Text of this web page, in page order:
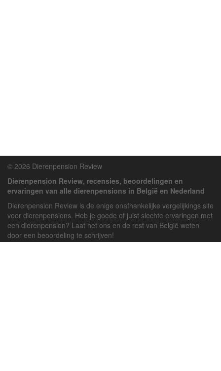
© 2026 Dierenpension Review
Dierenpension Review, recensies, beoordelingen en
ervaringen van alle dierenpensions in België en Nederland
Dierenpension Review is de enige onafhankelijke vergelijkings site
voor dierenpensions. Heb je goede of juist slechte ervaringen met
een dierenpension? Laat het ons en de rest van België weten
door een beoordeling te schrijven!